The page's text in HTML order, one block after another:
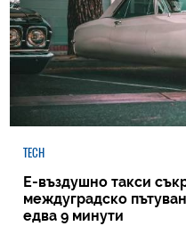
TECH
Е-въздушно такси
междуградско
едва 9 минути